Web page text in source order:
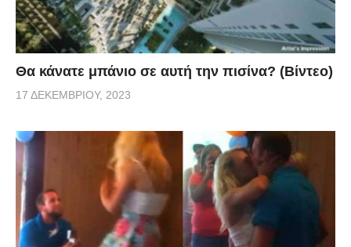
Θα κάνατε μπάνιο σε αυτή την πισίνα? (Βίντεο)
17 ΔΕΚΕΜΒΡΊΟΥ, 2023